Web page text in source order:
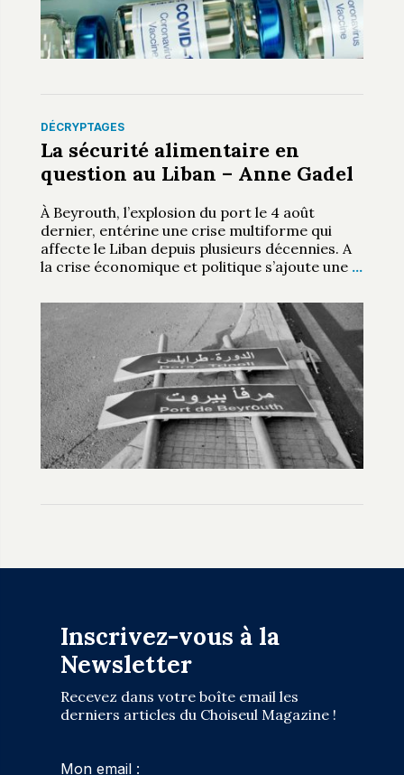
DÉCRYPTAGES
La sécurité alimentaire en
question au Liban – Anne Gadel
À Beyrouth, l’explosion du port le 4 août
dernier, entérine une crise multiforme qui
affecte le Liban depuis plusieurs décennies. A
la crise économique et politique s’ajoute une …
Inscrivez-vous à la
Newsletter
Recevez dans votre boîte email les
derniers articles du Choiseul Magazine !